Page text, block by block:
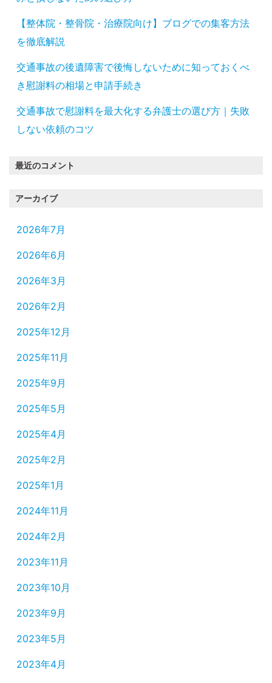
【整体院・整骨院・治療院向け】ブログでの集客方法
を徹底解説
交通事故の後遺障害で後悔しないために知っておくべ
き慰謝料の相場と申請手続き
交通事故で慰謝料を最大化する弁護士の選び方｜失敗
しない依頼のコツ
最近のコメント
アーカイブ
2026年7月
2026年6月
2026年3月
2026年2月
2025年12月
2025年11月
2025年9月
2025年5月
2025年4月
2025年2月
2025年1月
2024年11月
2024年2月
2023年11月
2023年10月
2023年9月
2023年5月
2023年4月